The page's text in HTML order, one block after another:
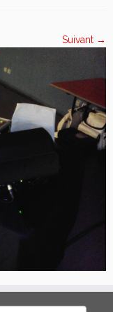
Suivant →